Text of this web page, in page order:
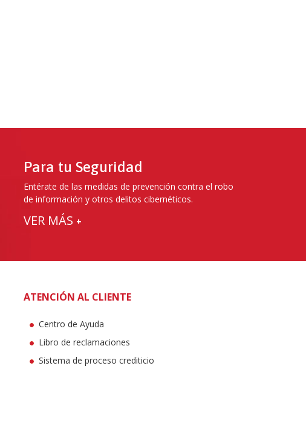
Para tu Seguridad
Entérate de las medidas de prevención contra el robo
de información y otros delitos cibernéticos.
VER MÁS +
ATENCIÓN AL CLIENTE
Centro de Ayuda
Libro de reclamaciones
Sistema de proceso crediticio